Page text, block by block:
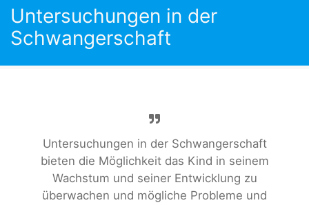
Untersuchungen in der
Schwangerschaft
Untersuchungen in der Schwangerschaft
bieten die Möglichkeit das Kind in seinem
Wachstum und seiner Entwicklung zu
überwachen und mögliche Probleme und